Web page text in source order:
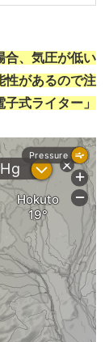
合、気圧が低い
性があるので注
式ライター」